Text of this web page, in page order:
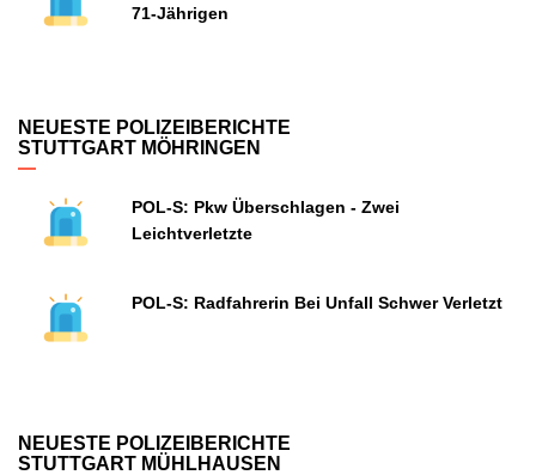
71-Jährigen
NEUESTE POLIZEIBERICHTE
STUTTGART MÖHRINGEN
POL-S: Pkw Überschlagen - Zwei
Leichtverletzte
POL-S: Radfahrerin Bei Unfall Schwer Verletzt
NEUESTE POLIZEIBERICHTE
STUTTGART MÜHLHAUSEN